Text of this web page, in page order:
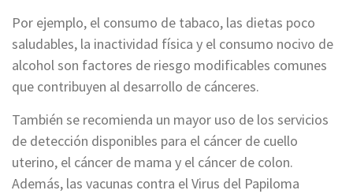
Por ejemplo, el consumo de tabaco, las dietas poco
saludables, la inactividad física y el consumo nocivo de
alcohol son factores de riesgo modificables comunes
que contribuyen al desarrollo de cánceres.
También se recomienda un mayor uso de los servicios
de detección disponibles para el cáncer de cuello
uterino, el cáncer de mama y el cáncer de colon.
Además, las vacunas contra el Virus del Papiloma